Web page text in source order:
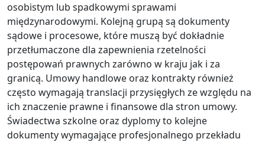
osobistym lub spadkowymi sprawami
międzynarodowymi. Kolejną grupą są dokumenty
sądowe i procesowe, które muszą być dokładnie
przetłumaczone dla zapewnienia rzetelności
postępowań prawnych zarówno w kraju jak i za
granicą. Umowy handlowe oraz kontrakty również
często wymagają translacji przysięgłych ze względu na
ich znaczenie prawne i finansowe dla stron umowy.
Świadectwa szkolne oraz dyplomy to kolejne
dokumenty wymagające profesjonalnego przekładu